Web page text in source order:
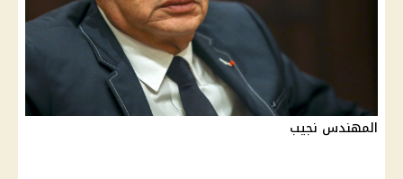
المهندس نجيب